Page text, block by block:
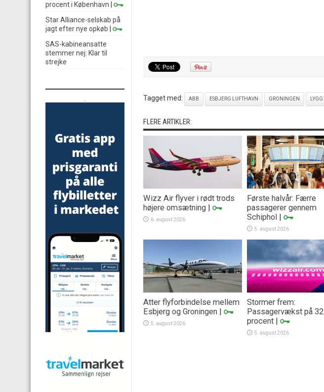
Tagget med: ABB ESBJERG LUFTHAVN GRONINGEN LYGG
FLERE ARTIKLER:
Wizz Air flyver i rødt trods
højere omsætning |
6. august 2026
Første halvår: Færre
passagerer gennem
Schiphol |
5. august 2026
Atter flyforbindelse mellem
Esbjerg og Groningen |
5. august 2026
Stormer frem:
Passagervækst på 32
procent |
5. august 2026
procent i København
Star Alliance-selskab på
jagt efter nye opkøb
SAS-kabineansatte
stemmer nej: Klar til
strejke